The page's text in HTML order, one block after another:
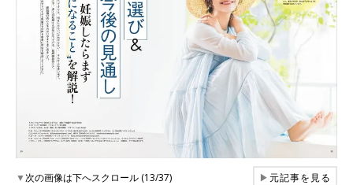
▼次の画像は下へスクロール (13/37) ▶元記事を見る